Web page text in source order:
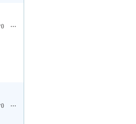
0 ⋯
0 ⋯